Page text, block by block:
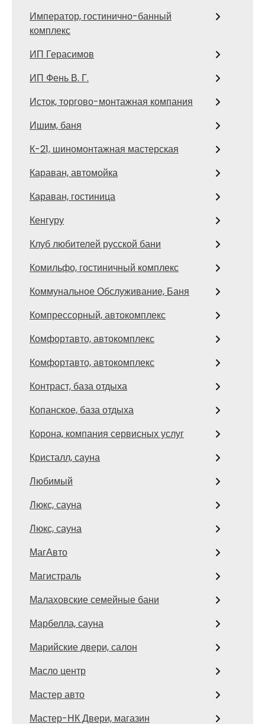
Император, гостинично-банный
комплекс
ИП Герасимов
ИП Фень В. Г.
Исток, торгово-монтажная компания
Ишим, баня
К-21, шиномонтажная мастерская
Караван, автомойка
Караван, гостиница
Кенгуру
Клуб любителей русской бани
Комильфо, гостиничный комплекс
Коммунальное Обслуживание, Баня
Компрессорный, автокомплекс
Комфортавто, автокомплекс
Комфортавто, автокомплекс
Контраст, база отдыха
Копанское, база отдыха
Корона, компания сервисных услуг
Кристалл, сауна
Любимый
Люкс, сауна
Люкс, сауна
МагАвто
Магистраль
Малаховские семейные бани
Марбелла, сауна
Марийские двери, салон
Масло центр
Мастер авто
Мастер-НК Двери, магазин